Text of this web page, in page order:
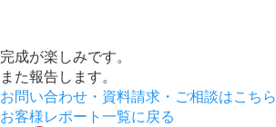
完成が楽しみです。
また報告します。
お問い合わせ・資料請求・ご相談はこちら
お客様レポート一覧に戻る